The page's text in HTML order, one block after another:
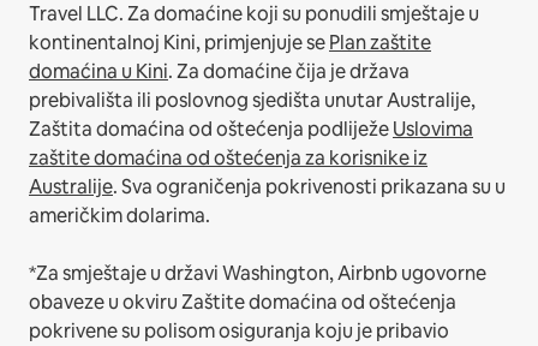
Travel LLC.Za domaćine koji su ponudili smještaje u
kontinentalnoj Kini, primjenjuje sePlan zaštite
domaćina u Kini.Za domaćine čija je država
prebivališta ili poslovnog sjedišta unutar Australije,
Zaštita domaćina od oštećenja podliježeUslovima
zaštite domaćina od oštećenja za korisnike iz
Australije. Sva ograničenja pokrivenosti prikazana su u
američkim dolarima.
*Za smještaje u državi Washington, Airbnb ugovorne
obaveze u okviru Zaštite domaćina od oštećenja
pokrivene su polisom osiguranja koju je pribavio